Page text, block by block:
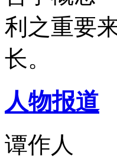
利之重要
长。
人物报道
谭作人